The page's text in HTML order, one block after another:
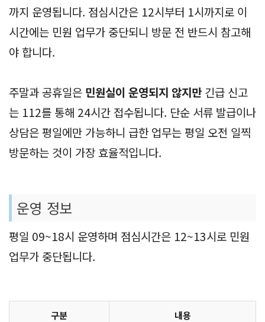
까지 운영됩니다. 점심시간은 12시부터 1시까지로 이
시간에는 민원 업무가 중단되니 방문 전 반드시 참고해
야 합니다.
주말과 공휴일은 민원실이 운영되지 않지만긴급 신고
는 112를 통해 24시간 접수됩니다. 단순 서류 발급이나
상담은 평일에만 가능하니 급한 업무는 평일 오전 일찍
방문하는 것이 가장 효율적입니다.
운영 정보
평일 09~18시 운영하며 점심시간은 12~13시로 민원
업무가 중단됩니다.
구분 내용